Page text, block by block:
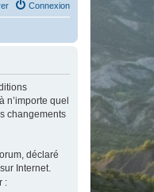
Connexion
n’importe quel
changements
déclaré
Internet.
: